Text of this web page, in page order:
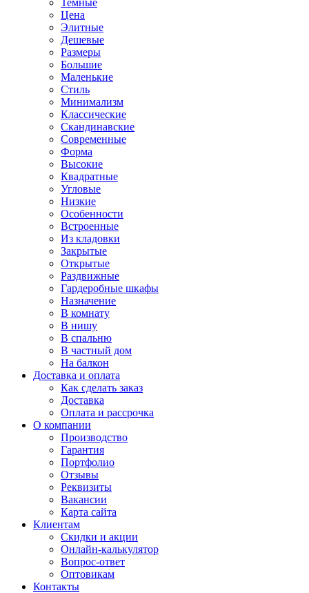
Темные
Цена
Элитные
Дешевые
Размеры
Большие
Маленькие
Стиль
Минимализм
Классические
Скандинавские
Современные
Форма
Высокие
Квадратные
Угловые
Низкие
Особенности
Встроенные
Из кладовки
Закрытые
Открытые
Раздвижные
Гардеробные шкафы
Назначение
В комнату
В нишу
В спальню
В частный дом
На балкон
Доставка и оплата
Как сделать заказ
Доставка
Оплата и рассрочка
О компании
Производство
Гарантия
Портфолио
Отзывы
Реквизиты
Вакансии
Карта сайта
Клиентам
Скидки и акции
Онлайн-калькулятор
Вопрос-ответ
Оптовикам
Контакты